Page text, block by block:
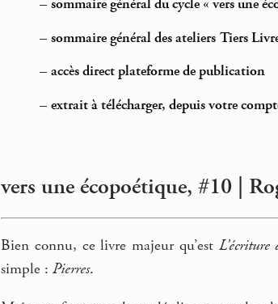
– sommaire général du cycle « vers une
– sommaire général des ateliers Tiers
– accès direct plateforme de publication
– extrait à télécharger, depuis votre
vers une écopoétique, #10 |
Bien connu, ce livre majeur qu’est L’écriture
simple : Pierres.